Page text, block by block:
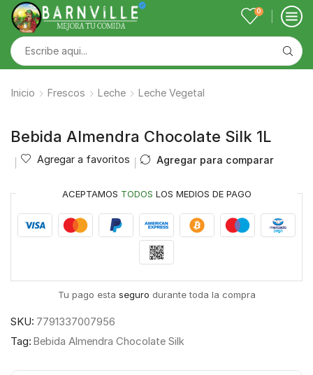
0
Inicio Frescos Leche Leche Vegetal
Bebida Almendra Chocolate Silk 1L
Agregar a favoritos Agregar para comparar
ACEPTAMOS TODOS LOS MEDIOS DE PAGO
Tu pago esta seguro durante toda la compra
SKU: 7791337007956
Tag: Bebida Almendra Chocolate Silk